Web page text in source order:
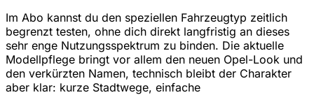
Im Abo kannst du den speziellen Fahrzeugtyp zeitlich
begrenzt testen, ohne dich direkt langfristig an dieses
sehr enge Nutzungsspektrum zu binden. Die aktuelle
Modellpflege bringt vor allem den neuen Opel-Look und
den verkürzten Namen, technisch bleibt der Charakter
aber klar: kurze Stadtwege, einfache